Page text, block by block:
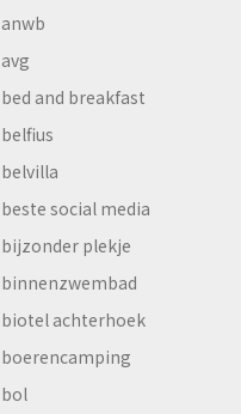
anwb
avg
bed and breakfast
belfius
belvilla
beste social media
bijzonder plekje
binnenzwembad
biotel achterhoek
boerencamping
bol